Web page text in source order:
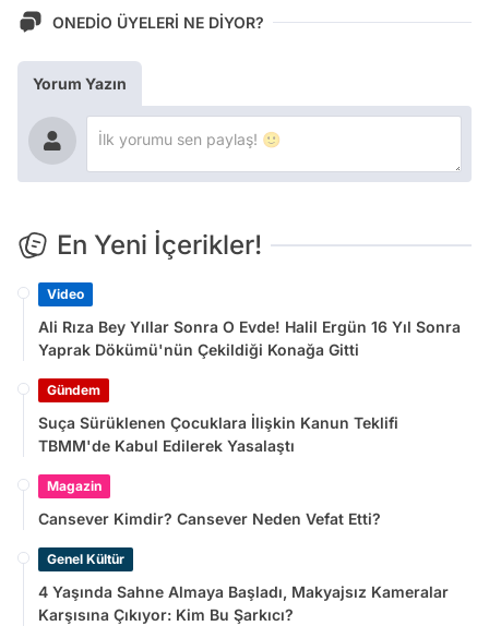
ONEDİO ÜYELERİ NE DİYOR?
Yorum Yazın
En Yeni İçerikler!
Video
Ali Rıza Bey Yıllar Sonra O Evde! Halil Ergün 16 Yıl Sonra
Yaprak Dökümü'nün Çekildiği Konağa Gitti
Gündem
Suça Sürüklenen Çocuklara İlişkin Kanun Teklifi
TBMM'de Kabul Edilerek Yasalaştı
Magazin
Cansever Kimdir? Cansever Neden Vefat Etti?
Genel Kültür
4 Yaşında Sahne Almaya Başladı, Makyajsız Kameralar
Karşısına Çıkıyor: Kim Bu Şarkıcı?